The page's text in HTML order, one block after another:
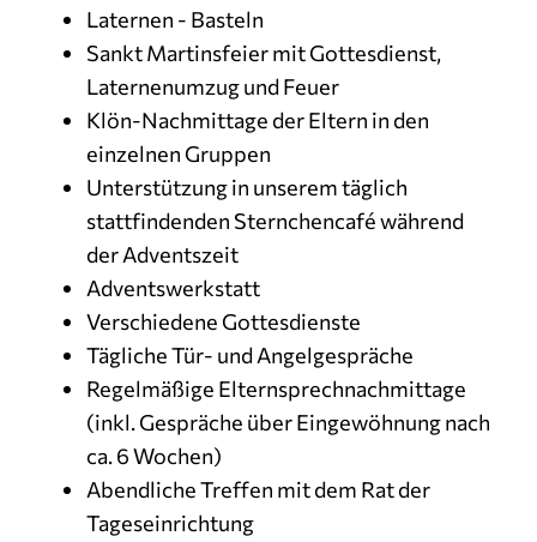
Laternen - Basteln
Sankt Martinsfeier mit Gottesdienst,
Laternenumzug und Feuer
Klön-Nachmittage der Eltern in den
einzelnen Gruppen
Unterstützung in unserem täglich
stattfindenden Sternchencafé während
der Adventszeit
Adventswerkstatt
Verschiedene Gottesdienste
Tägliche Tür- und Angelgespräche
Regelmäßige Elternsprechnachmittage
(inkl. Gespräche über Eingewöhnung nach
ca. 6 Wochen)
Abendliche Treffen mit dem Rat der
Tageseinrichtung